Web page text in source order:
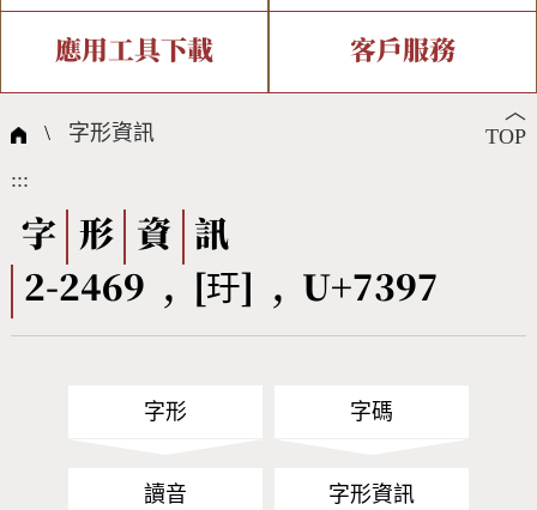
中文碼介紹 專有名詞介紹
國際字碼相關組織
複合查詢 注音查詢
筆畫查詢
筆順序查詢
CNS查詢 Unicode查詢
新字申請處理流程
字形即時顯示 造字解決方案
全字庫授權 轉碼Web Service
應用工具下載
個人電腦造字處理工具
字形下載
客戶服務
問題集
熱門查詢統計
︿
TOP
\ 字形資訊
:::
字 形 資
訊
2-2469 , [玗] , U+7397
字形 字碼
讀音 字形資訊